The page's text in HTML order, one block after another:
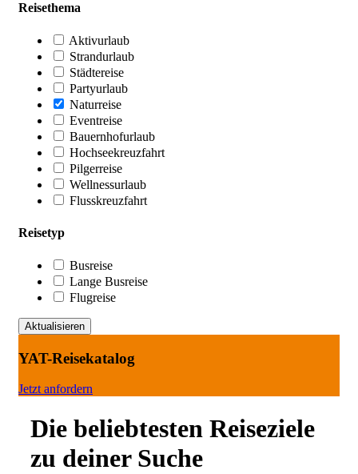
Reisethema
Aktivurlaub
Strandurlaub
Städtereise
Partyurlaub
Naturreise
Eventreise
Bauernhofurlaub
Hochseekreuzfahrt
Pilgerreise
Wellnessurlaub
Flusskreuzfahrt
Reisetyp
Busreise
Lange Busreise
Flugreise
YAT-Reisekatalog
Jetzt anfordern
Die beliebtesten Reiseziele
zu deiner Suche